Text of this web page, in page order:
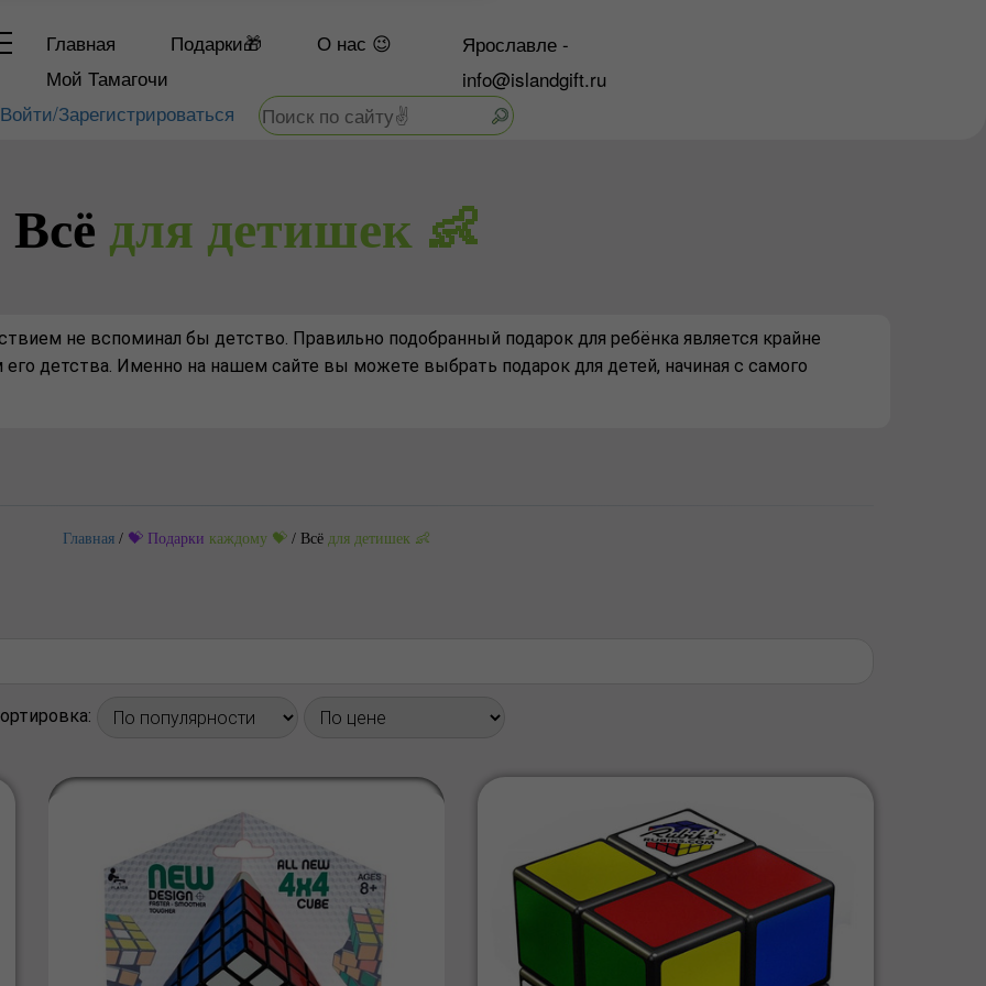
Главная Подарки🎁 О нас 😉
Мой Тамагочи
Ярославле -
info@islandgift.ru
Войти/Зарегистрироваться
Всёдля детишек 👶
не вспоминал бы детство. Правильно подобранный подарок для ребёнка является крайне
детства. Именно на нашем сайте вы можете выбрать подарок для детей, начиная с самого
Главная / 💝 Подарки каждому 💝 / Всё для детишек 👶